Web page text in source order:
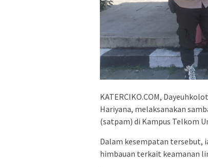
KATERCIKO.COM,
Hariyana, melaksanakan
(satpam) di Kampus Telkom
Dalam kesempatan tersebut,
himbauan terkait keamanan